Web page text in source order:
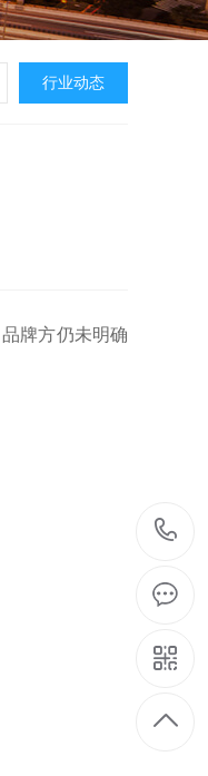
行业动态
牌方仍未明确